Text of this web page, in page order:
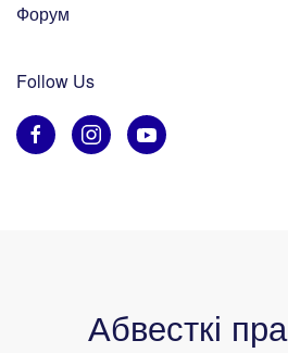
Форум
Follow Us
Абвесткі